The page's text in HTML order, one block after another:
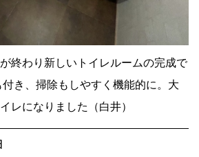
終わり新しいトイレルームの完成で
き、掃除もしやすく機能的に。大
レになりました（白井）